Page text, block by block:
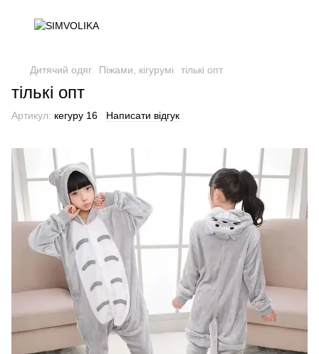
Дитячий одяг Піжами, кігурумі тількі опт
тількі опт
Артикул: кегуру 16 Написати відгук